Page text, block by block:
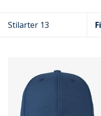
Stilarter 13